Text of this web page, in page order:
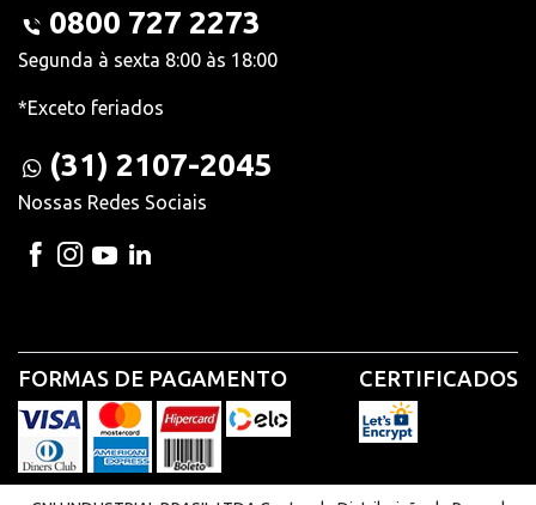
0800 727 2273
Segunda à sexta 8:00 às 18:00
*Exceto feriados
(31) 2107-2045
Nossas Redes Sociais
FORMAS DE PAGAMENTO CERTIFICADOS